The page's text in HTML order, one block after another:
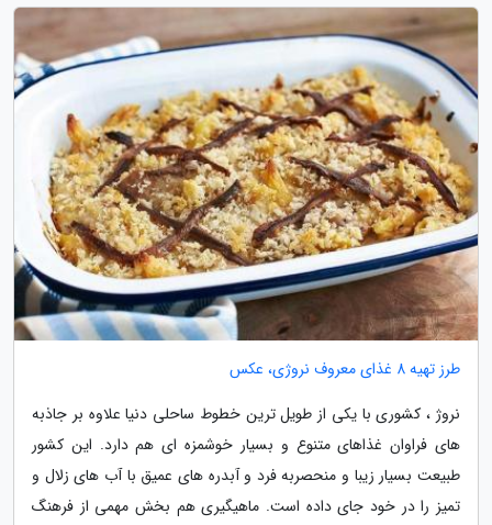
طرز تهیه 8 غذای معروف نروژی، عکس
نروژ ، کشوری با یکی از طویل ترین خطوط ساحلی دنیا علاوه بر جاذبه
های فراوان غذاهای متنوع و بسیار خوشمزه ای هم دارد. این کشور
طبیعت بسیار زیبا و منحصربه فرد و آبدره های عمیق با آب های زلال و
تمیز را در خود جای داده است. ماهیگیری هم بخش مهمی از فرهنگ